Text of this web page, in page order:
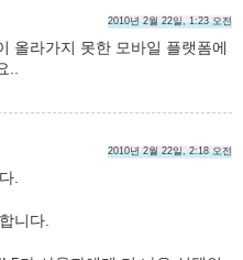
2010년 2월 22일, 1:23 오전
올라가지 못한 모바일 플랫폼에
2010년 2월 22일, 2:18 오전
.
니다.